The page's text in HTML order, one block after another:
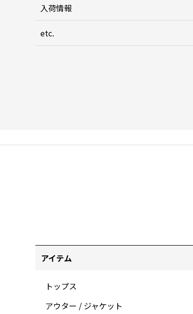
入荷情報
etc.
アイテム
トップス
アウター / ジャケット